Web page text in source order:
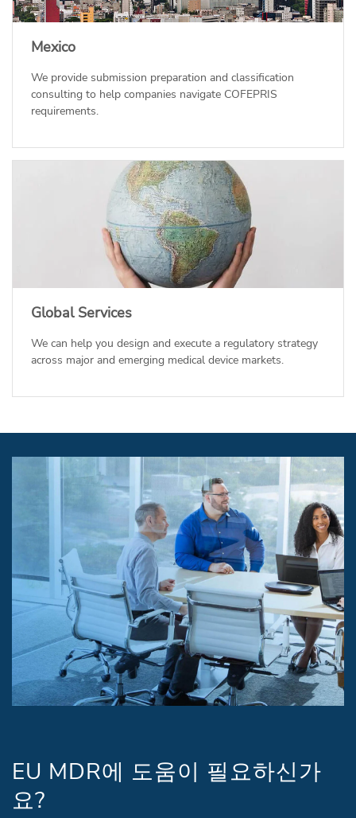
Mexico
We provide submission preparation and classification
consulting to help companies navigate COFEPRIS
requirements.
Global Services
We can help you design and execute a regulatory strategy
across major and emerging medical device markets.
EU MDR에 도움이 필요하신가
요?